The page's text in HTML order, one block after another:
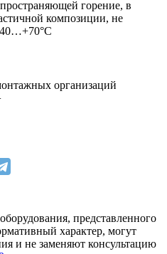
горение, в
композиции, не
организаций
представленного
характер, могут
и не заменяют консультацию